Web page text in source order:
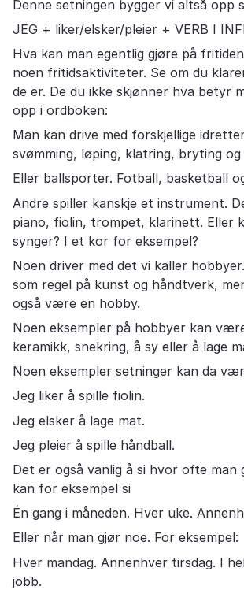
Denne setningen bygger vi altså opp
JEG + liker/elsker/pleier + VERB I
Hva kan man egentlig gjøre på
noen fritidsaktiviteter. Se om du
de er. De du ikke skjønner hva betyr
opp i ordboken:
Man kan drive med forskjellige
svømming, løping, klatring, bryting
Eller ballsporter. Fotball, basketball
Andre spiller kanskje et instrument.
piano, fiolin, trompet, klarinett. Eller
synger? I et kor for eksempel?
Noen driver med det vi kaller
som regel på kunst og håndtverk,
også være en hobby.
Noen eksempler på hobbyer kan
keramikk, snekring, å sy eller å lage
Noen eksempler setninger kan da
Jeg liker å spille fiolin.
Jeg elsker å lage mat.
Jeg pleier å spille håndball.
Det er også vanlig å si hvor ofte man
kan for eksempel si
Én gang i måneden. Hver uke.
Eller når man gjør noe. For eksempel:
Hver mandag. Annenhver tirsdag. I
jobb.